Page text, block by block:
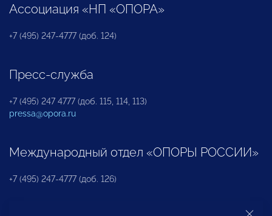
Ассоциация «НП «ОПОРА»
+7 (495) 247-4777 (доб. 124)
Пресс-служба
+7 (495) 247 4777 (доб. 115, 114, 113)
pressa@opora.ru
Международный отдел «ОПОРЫ РОССИИ»
+7 (495) 247-4777 (доб. 126)